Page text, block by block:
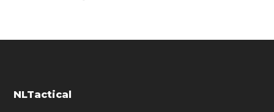
NLTactical